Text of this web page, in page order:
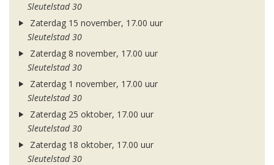
Sleutelstad 30
Zaterdag 15 november, 17.00 uur
Sleutelstad 30
Zaterdag 8 november, 17.00 uur
Sleutelstad 30
Zaterdag 1 november, 17.00 uur
Sleutelstad 30
Zaterdag 25 oktober, 17.00 uur
Sleutelstad 30
Zaterdag 18 oktober, 17.00 uur
Sleutelstad 30